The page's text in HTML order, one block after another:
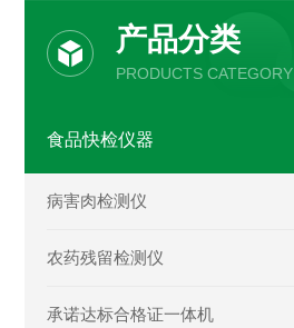
产品分类
PRODUCTS CATEGORY
食品快检仪器
病害肉检测仪
农药残留检测仪
承诺达标合格证一体机